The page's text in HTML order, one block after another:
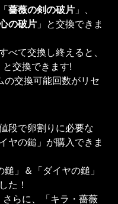
薔薇の剣の破片 」、
の破片 」と交換できま
べて交換し終えると、
交換できます!
の交換可能回数がリセ
段で卵割りに必要な
ヤの鎚」が購入できま
」＆「ダイヤの鎚」
た！
らに、「キラ・薔薇